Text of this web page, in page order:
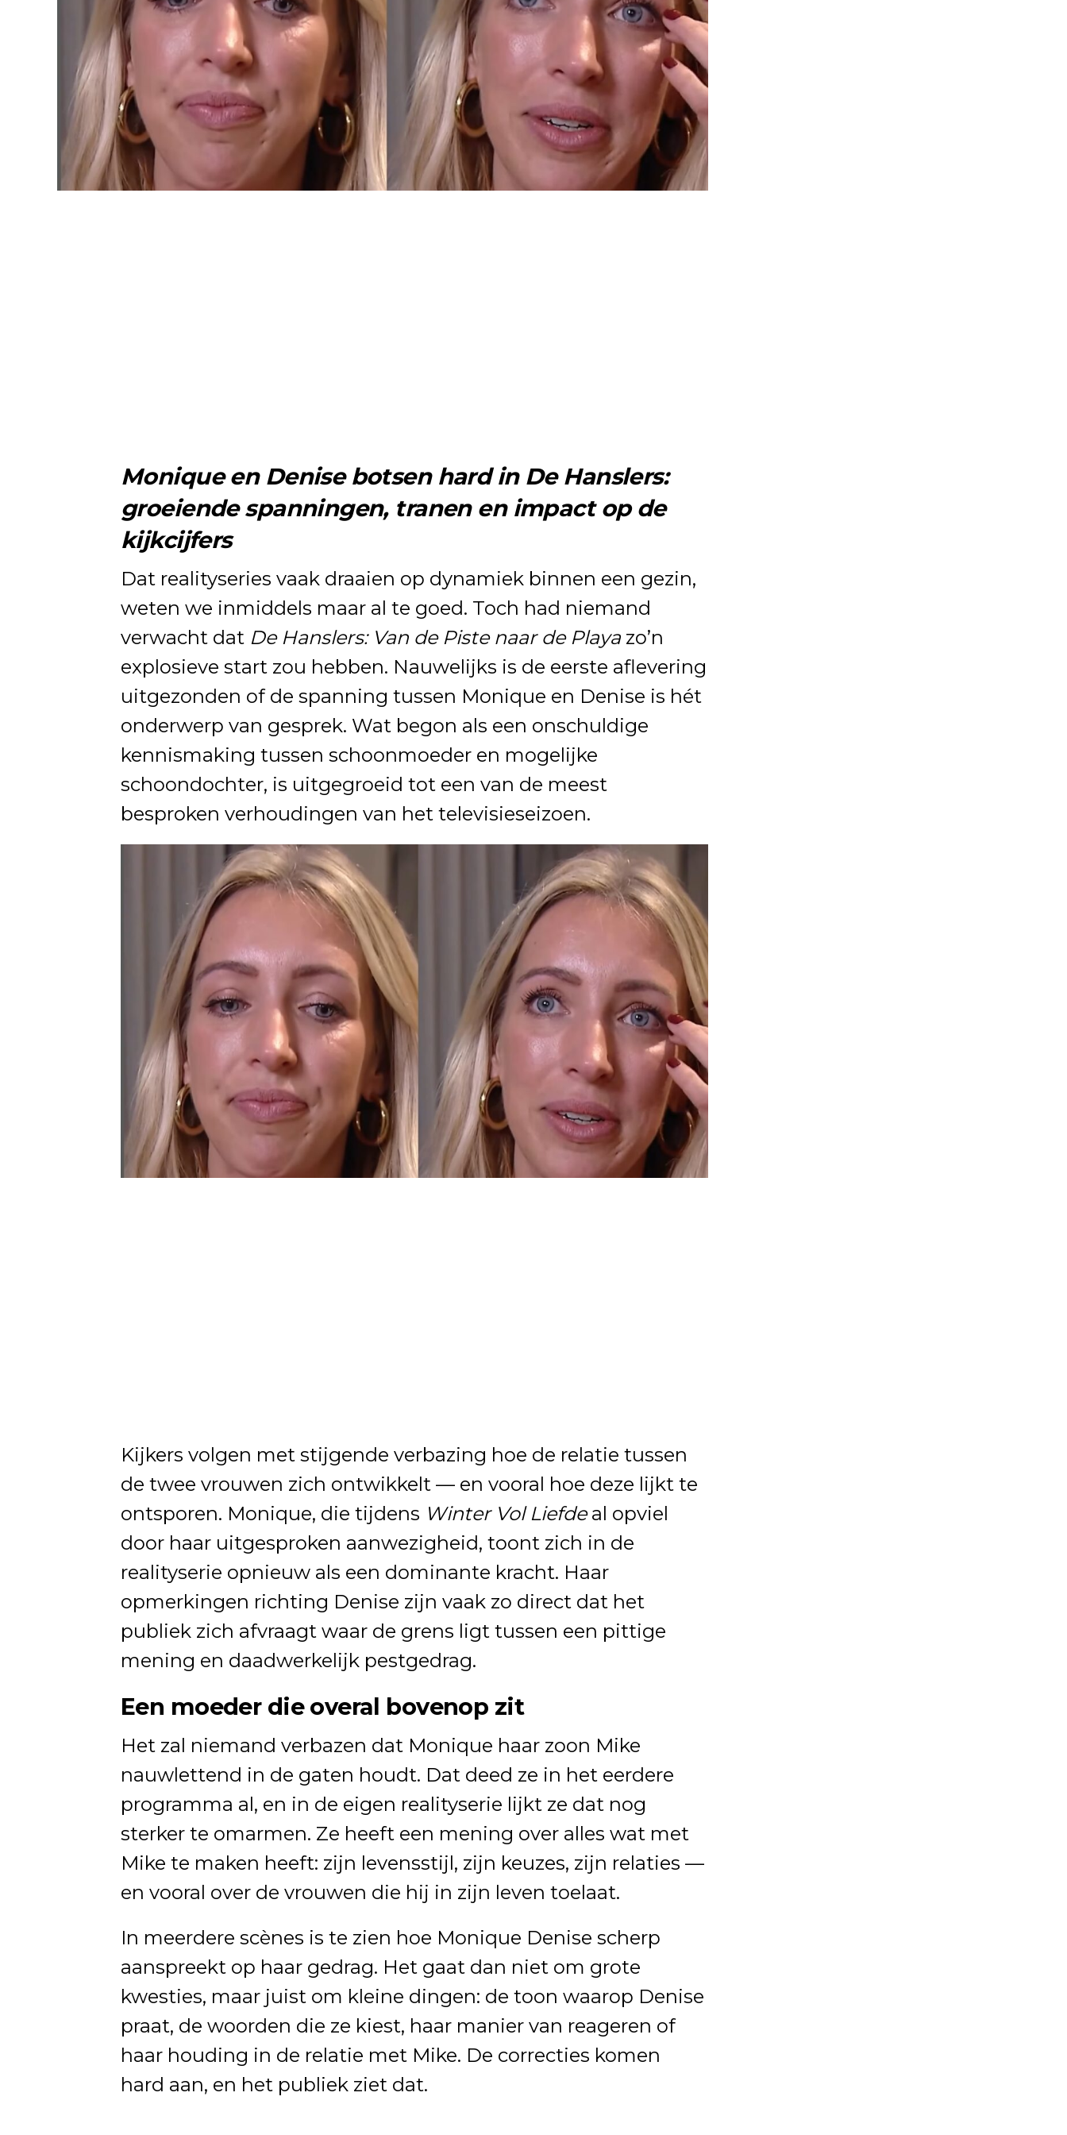
Monique en Denise botsen hard in De Hanslers:
groeiende spanningen, tranen en impact op de
kijkcijfers
Dat realityseries vaak draaien op dynamiek binnen een gezin,
weten we inmiddels maar al te goed. Toch had niemand
verwacht dat De Hanslers: Van de Piste naar de Playa zo’n
explosieve start zou hebben. Nauwelijks is de eerste aflevering
uitgezonden of de spanning tussen Monique en Denise is hét
onderwerp van gesprek. Wat begon als een onschuldige
kennismaking tussen schoonmoeder en mogelijke
schoondochter, is uitgegroeid tot een van de meest
besproken verhoudingen van het televisieseizoen.
Kijkers volgen met stijgende verbazing hoe de relatie tussen
de twee vrouwen zich ontwikkelt — en vooral hoe deze lijkt te
ontsporen. Monique, die tijdens Winter Vol Liefdeal opviel
door haar uitgesproken aanwezigheid, toont zich in de
realityserie opnieuw als een dominante kracht. Haar
opmerkingen richting Denise zijn vaak zo direct dat het
publiek zich afvraagt waar de grens ligt tussen een pittige
mening en daadwerkelijk pestgedrag.
Een moeder die overal bovenop zit
Het zal niemand verbazen dat Monique haar zoon Mike
nauwlettend in de gaten houdt. Dat deed ze in het eerdere
programma al, en in de eigen realityserie lijkt ze dat nog
sterker te omarmen. Ze heeft een mening over alles wat met
Mike te maken heeft: zijn levensstijl, zijn keuzes, zijn relaties —
en vooral over de vrouwen die hij in zijn leven toelaat.
In meerdere scènes is te zien hoe Monique Denise scherp
aanspreekt op haar gedrag. Het gaat dan niet om grote
kwesties, maar juist om kleine dingen: de toon waarop Denise
praat, de woorden die ze kiest, haar manier van reageren of
haar houding in de relatie met Mike. De correcties komen
hard aan, en het publiek ziet dat.